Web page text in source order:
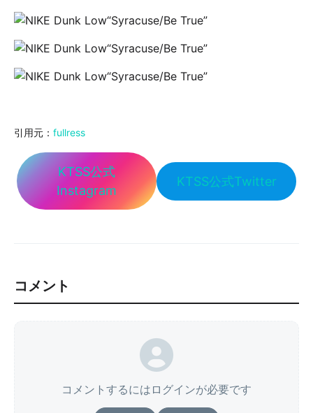
引用元： fullress
KTSS公式
Instagram
KTSS公式Twitter
コメント
コメントするにはログインが必要です